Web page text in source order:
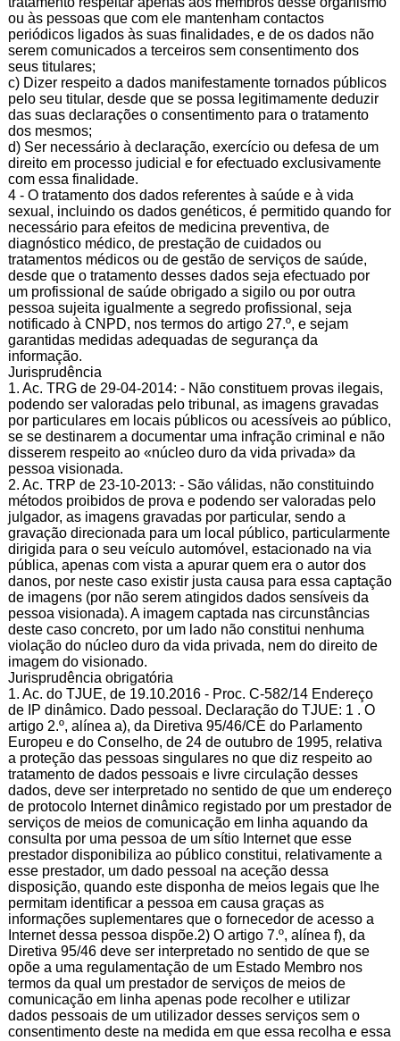
ou às pessoas que com ele mantenham contactos
periódicos ligados às suas finalidades, e de os dados não
serem comunicados a terceiros sem consentimento dos
seus titulares;
c) Dizer respeito a dados manifestamente tornados públicos
pelo seu titular, desde que se possa legitimamente deduzir
das suas declarações o consentimento para o tratamento
dos mesmos;
d) Ser necessário à declaração, exercício ou defesa de um
direito em processo judicial e for efectuado exclusivamente
com essa finalidade.
4 - O tratamento dos dados referentes à saúde e à vida
sexual, incluindo os dados genéticos, é permitido quando for
necessário para efeitos de medicina preventiva, de
diagnóstico médico, de prestação de cuidados ou
tratamentos médicos ou de gestão de serviços de saúde,
desde que o tratamento desses dados seja efectuado por
um profissional de saúde obrigado a sigilo ou por outra
pessoa sujeita igualmente a segredo profissional, seja
notificado à CNPD, nos termos do artigo 27.º, e sejam
garantidas medidas adequadas de segurança da
informação.
Jurisprudência
1. Ac. TRG de 29-04-2014: - Não constituem provas ilegais,
podendo ser valoradas pelo tribunal, as imagens gravadas
por particulares em locais públicos ou acessíveis ao público,
se se destinarem a documentar uma infração criminal e não
disserem respeito ao «núcleo duro da vida privada» da
pessoa visionada.
2. Ac. TRP de 23-10-2013: - São válidas, não constituindo
métodos proibidos de prova e podendo ser valoradas pelo
julgador, as imagens gravadas por particular, sendo a
gravação direcionada para um local público, particularmente
dirigida para o seu veículo automóvel, estacionado na via
pública, apenas com vista a apurar quem era o autor dos
danos, por neste caso existir justa causa para essa captação
de imagens (por não serem atingidos dados sensíveis da
pessoa visionada). A imagem captada nas circunstâncias
deste caso concreto, por um lado não constitui nenhuma
violação do núcleo duro da vida privada, nem do direito de
imagem do visionado.
Jurisprudência obrigatória
1. Ac. do TJUE, de 19.10.2016 - Proc. C-582/14 Endereço
de IP dinâmico. Dado pessoal. Declaração do TJUE: 1 . O
artigo 2.º, alínea a), da Diretiva 95/46/CE do Parlamento
Europeu e do Conselho, de 24 de outubro de 1995, relativa
a proteção das pessoas singulares no que diz respeito ao
tratamento de dados pessoais e livre circulação desses
dados, deve ser interpretado no sentido de que um endereço
de protocolo Internet dinâmico registado por um prestador de
serviços de meios de comunicação em linha aquando da
consulta por uma pessoa de um sítio Internet que esse
prestador disponibiliza ao público constitui, relativamente a
esse prestador, um dado pessoal na aceção dessa
disposição, quando este disponha de meios legais que lhe
permitam identificar a pessoa em causa graças as
informações suplementares que o fornecedor de acesso a
Internet dessa pessoa dispõe.2) O artigo 7.º, alínea f), da
Diretiva 95/46 deve ser interpretado no sentido de que se
opõe a uma regulamentação de um Estado Membro nos
termos da qual um prestador de serviços de meios de
comunicação em linha apenas pode recolher e utilizar
dados pessoais de um utilizador desses serviços sem o
consentimento deste na medida em que essa recolha e essa